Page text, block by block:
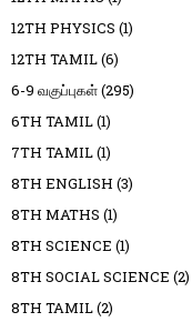
12TH PHYSICS (1)
12TH TAMIL(6)
6-9 வகுப்புகள்(295)
6TH TAMIL(1)
7TH TAMIL(1)
8TH ENGLISH (3)
8TH MATHS (1)
8TH SCIENCE (1)
8TH SOCIAL SCIENCE (2)
8TH TAMIL(2)